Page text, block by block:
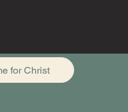
for Christ